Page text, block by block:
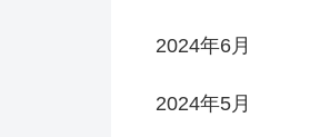
2024年6月
2024年5月